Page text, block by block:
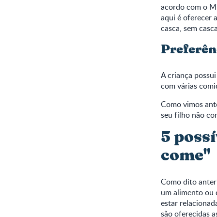
acordo com o
aqui é oferecer
casca, sem
A criança
com várias
Como vimos
seu filho não
5
come"
Como dito
um alimento ou
estar
são oferecidas